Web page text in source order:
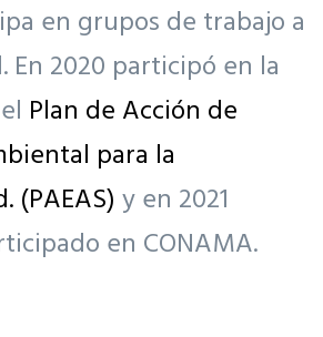
en grupos de trabajo a
En 2020 participó en la
Plan de Acción de
para la
(PAEAS) y en 2021
en CONAMA.